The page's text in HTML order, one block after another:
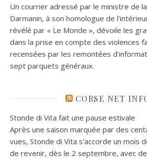
Un courrier adressé par le ministre de
Darmanin, à son homologue de
révélé par « Le Monde », dévoile les
dans la prise en compte des violences
recensées par les remontées
sept parquets généraux.
CORSE NET
Stonde di Vita fait une pause estivale
Après une saison marquée par des
vues, Stonde di Vita s'accorde un mois
de revenir, dès le 2 septembre, avec